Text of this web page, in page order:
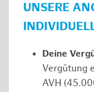
UNSERE
Deine
Vergütung
AVH